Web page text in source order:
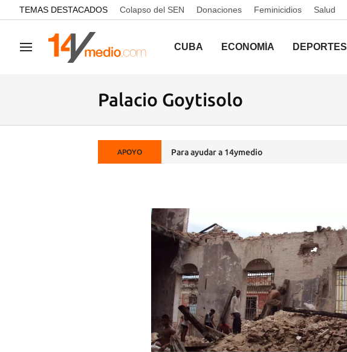
common.go-to-content
TEMAS DESTACADOS Colapso del SEN Donaciones Feminicidios Salud
Navegación CUBA ECONOMÍA DEPORTES
Palacio Goytisolo
APOYO Para ayudar a 14ymedio